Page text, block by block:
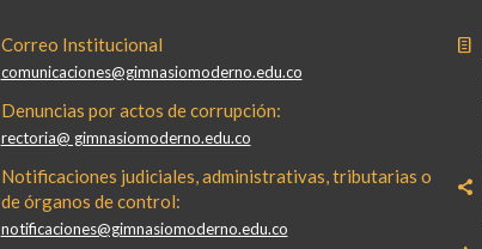
Correo Institucional
comunicaciones@gimnasiomoderno.edu.co
Denuncias por actos de corrupción:
rectoria@ gimnasiomoderno.edu.co
Notificaciones judiciales, administrativas, tributarias o
de órganos de control:
notificaciones@gimnasiomoderno.edu.co